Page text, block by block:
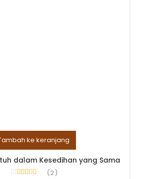
ke keranjang
dalam Kesedihan yang Sama
2